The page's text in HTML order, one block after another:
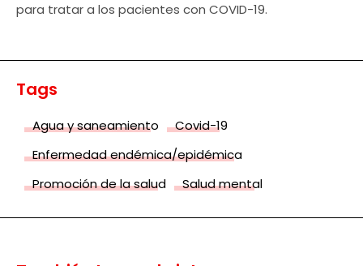
para tratar a los pacientes con COVID-19.
Tags
Agua y saneamiento
Covid-19
Enfermedad endémica/epidémica
Promoción de la salud
Salud mental